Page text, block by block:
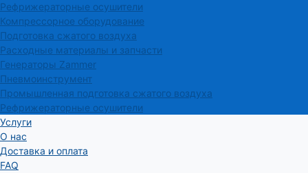
Рефрижераторные осушители
Компрессорное оборудование
Подготовка сжатого воздуха
Расходные материалы и запчасти
Генераторы Zammer
Пневмоинструмент
Промышленная подготовка сжатого воздуха
Рефрижераторные осушители
Услуги
О нас
Доставка и оплата
FAQ